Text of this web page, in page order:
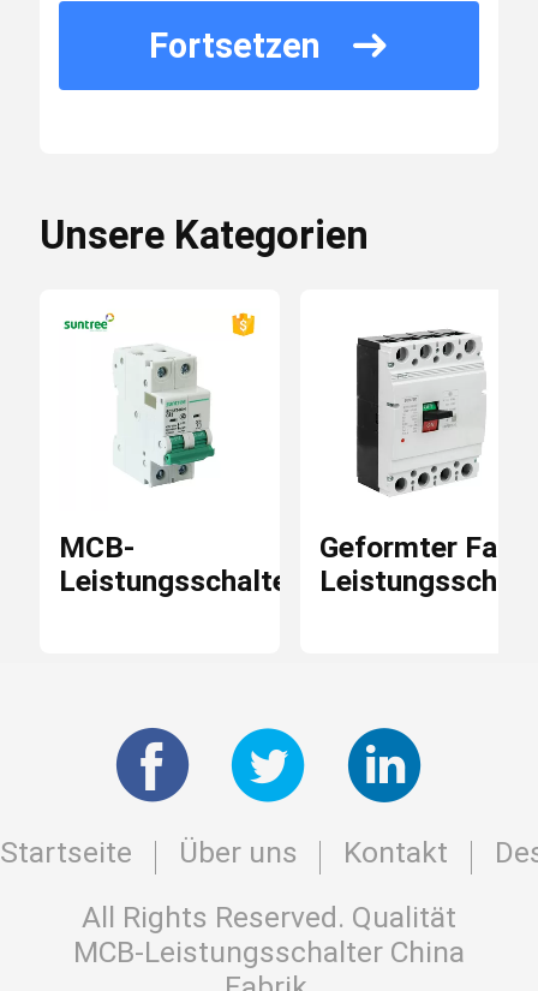
Fortsetzen
Unsere Kategorien
MCB-
Leistungsschalter
Geformter Fall-
Startseite Über uns Kontakt
All Rights Reserved. Qualität
MCB-Leistungsschalter China